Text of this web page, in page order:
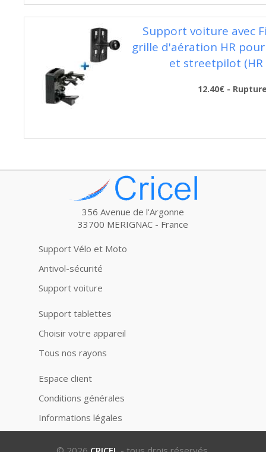
Support voiture avec
grille d'aération HR
et streetpilot (HR
12.40€ -
356 Avenue de l'Argonne
33700 MERIGNAC - France
Support Vélo et Moto
Antivol-sécurité
Support voiture
Support tablettes
Choisir votre appareil
Tous nos rayons
Espace client
Conditions générales
Informations légales